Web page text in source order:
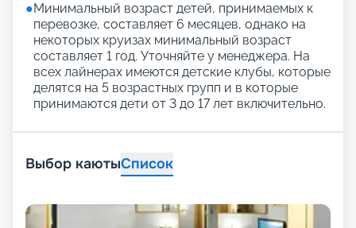
●Минимальный возраст детей, принимаемых к
перевозке, составляет 6 месяцев, однако на
некоторых круизах минимальный возраст
составляет 1 год. Уточняйте у менеджера. На
всех лайнерах имеются детские клубы, которые
делятся на 5 возрастных групп и в которые
принимаются дети от 3 до 17 лет включительно.
Выбор каютыСписок